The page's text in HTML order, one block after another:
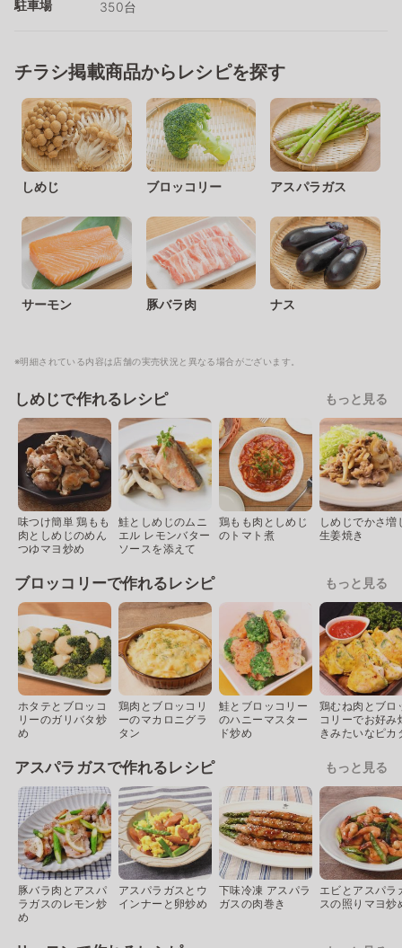
駐車場 350台
チラシ掲載商品からレシピを探す
しめじ ブロッコリー アスパラガス
サーモン 豚バラ肉 ナス
※明細されている内容は店舗の実売状況と異なる場合がございます。
しめじで作れるレシピ もっと見る
味つけ簡単 鶏もも
肉としめじのめん
つゆマヨ炒め
鮭としめじのムニ
エル レモンバター
ソースを添えて
鶏もも肉としめじ
のトマト煮
しめじでかさ増
生姜焼き
ブロッコリーで作れるレシピ もっと見る
ホタテとブロッコ
リーのガリバタ炒
め
鶏肉とブロッコリ
ーのマカロニグラ
タン
鮭とブロッコリー
のハニーマスター
ド炒め
鶏むね肉とブロ
コリーでお好み
きみたいなピカ
アスパラガスで作れるレシピ もっと見る
豚バラ肉とアスパ
ラガスのレモン炒
め
アスパラガスとウ
インナーと卵炒め
下味冷凍 アスパラ
ガスの肉巻き
エビとアスパラ
スの照りマヨ炒